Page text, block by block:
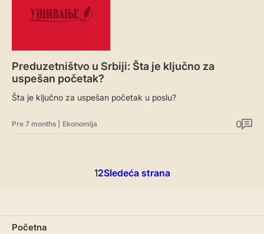
Preduzetništvo u Srbiji: Šta je ključno za
uspešan početak?
Šta je ključno za uspešan početak u poslu?
Pre 7 months Ekonomija 0
12Sledeća strana
Početna